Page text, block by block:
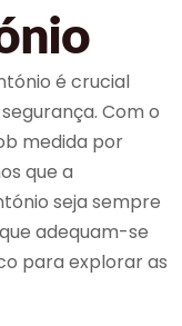
é crucial
Com o
medida por
que a
seja sempre
que adequam-se
para explorar as